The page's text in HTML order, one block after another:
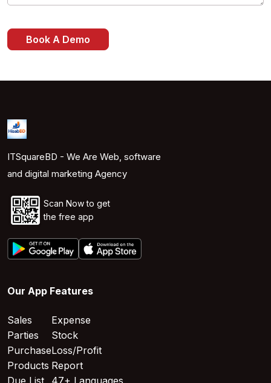
Book A Demo
ITSquareBD - We Are Web, software
and digital marketing Agency
Scan Now to get
the free app
Our App Features
Sales
Parties
Purchase
Products
Due List
Expense
Stock
Loss/Profit
Report
47+ Languages